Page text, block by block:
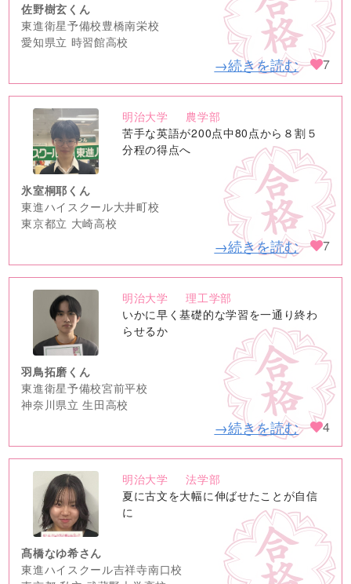
佐野樹玄くん
東進衛星予備校豊橋南栄校
愛知県立 時習館高校
→続きを読む 7
no
image
明治大学
農学部
苦手な英語が200点中80点から８割５
分程の得点へ
氷室桐耶くん
東進ハイスクール大井町校
東京都立 大崎高校
→続きを読む 7
no
image
明治大学
理工学部
いかに早く基礎的な学習を一通り終わ
らせるか
羽鳥拓磨くん
東進衛星予備校宮前平校
神奈川県立 生田高校
→続きを読む 4
no
image
明治大学
法学部
夏に古文を大幅に伸ばせたことが自信
に
髙橋なゆ希さん
東進ハイスクール吉祥寺南口校